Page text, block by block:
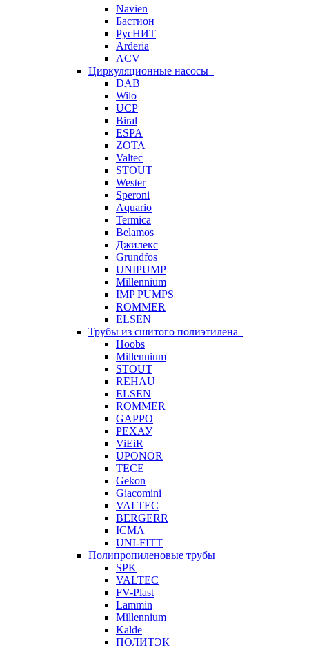
Navien
Бастион
РусНИТ
Arderia
ACV
Циркуляционные насосы
DAB
Wilo
UCP
Biral
ESPA
ZOTA
Valtec
STOUT
Wester
Speroni
Aquario
Termica
Belamos
Джилекс
Grundfos
UNIPUMP
Millennium
IMP PUMPS
ROMMER
ELSEN
Трубы из сшитого полиэтилена
Hoobs
Millennium
STOUT
REHAU
ELSEN
ROMMER
GAPPO
РЕХАУ
ViEiR
UPONOR
TECE
Gekon
Giacomini
VALTEC
BERGERR
ICMA
UNI-FITT
Полипропиленовые трубы
SPK
VALTEC
FV-Plast
Lammin
Millennium
Kalde
ПОЛИТЭК